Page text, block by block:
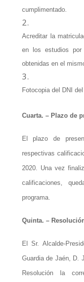
cumplimentado.
Acreditar la
en los estudios
obtenidas en el
Fotocopia del DNI
Cuarta. – Plazo de
El plazo de
respectivas
2020. Una vez
calificaciones,
programa.
Quinta. –
El Sr. Alcalde-
Guardia de Jaén, D.
Resolución la